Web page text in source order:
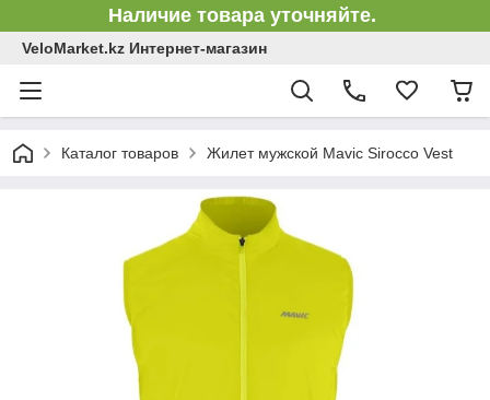
Наличие товара уточняйте.
VeloMarket.kz Интернет-магазин
Каталог товаров Жилет мужской Mavic Sirocco Vest